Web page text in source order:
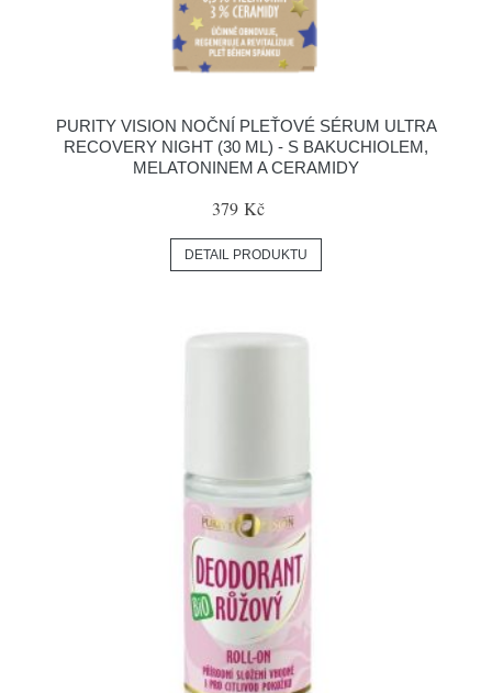
PURITY VISION NOČNÍ PLEŤOVÉ SÉRUM ULTRA
RECOVERY NIGHT (30 ML) - S BAKUCHIOLEM,
MELATONINEM A CERAMIDY
379 Kč
DETAIL PRODUKTU